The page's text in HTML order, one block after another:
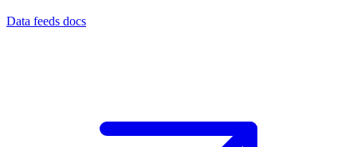
Data feeds docs